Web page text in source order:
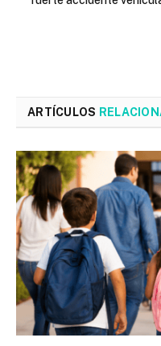
ARTÍCULOS